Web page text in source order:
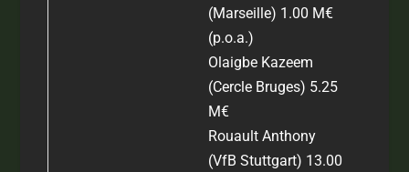
(Marseille) 1.00 M€
(p.o.a.)
Olaigbe Kazeem
(Cercle Bruges) 5.25
M€
Rouault Anthony
(VfB Stuttgart) 13.00